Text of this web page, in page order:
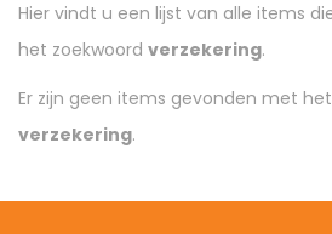
Hier vindt u een lijst van alle items
het zoekwoord verzekering.
Er zijn geen items gevonden met
verzekering.